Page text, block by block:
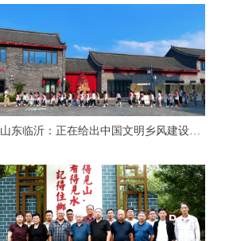
山东临沂：正在给出中国文明乡风建设